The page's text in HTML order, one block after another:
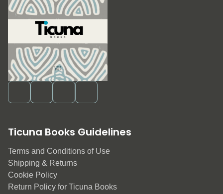
Ticuna Books Guidelines
Terms and Conditions of Use
Shipping & Returns
Cookie Policy
Return Policy for Ticuna Books